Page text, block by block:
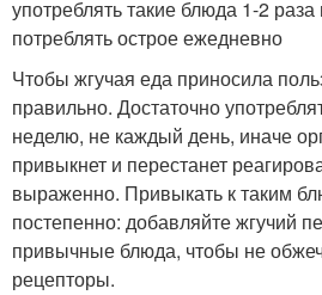
употреблять такие блюда 1-2
потреблять острое ежедневно
Чтобы жгучая еда приносила
правильно. Достаточно
неделю, не каждый день, иначе
привыкнет и перестанет
выраженно. Привыкать к таким
постепенно: добавляйте жгучий
привычные блюда, чтобы не
рецепторы.